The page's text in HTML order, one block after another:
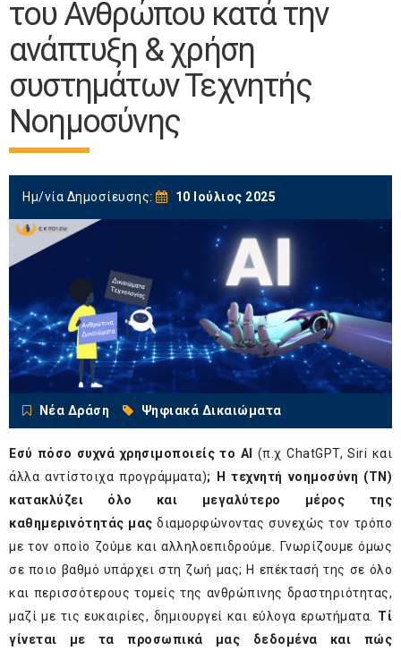
του Ανθρώπου κατά την
ανάπτυξη & χρήση
συστημάτων Τεχνητής
Νοημοσύνης
Ημ/νία Δημοσίευσης: 10 Ιούλιος 2025
Νέα Δράση Ψηφιακά Δικαιώματα
Εσύ πόσο συχνά χρησιμοποιείς το ΑΙ (π.χ ChatGPT, Siri και
άλλα αντίστοιχα προγράμματα);
Η τεχνητή νοημοσύνη (ΤΝ)
κατακλύζει όλο και μεγαλύτερο μέρος της
καθημερινότητάς μαςδιαμορφώνοντας συνεχώς τον τρόπο
με τον οποίο ζούμε και αλληλοεπιδρούμε. Γνωρίζουμε όμως
σε ποιο βαθμό υπάρχει στη ζωή μας; Η επέκτασή της σε όλο
και περισσότερους τομείς της ανθρώπινης δραστηριότητας,
μαζί με τις ευκαιρίες, δημιουργεί και εύλογα ερωτήματα. Τί
γίνεται με τα προσωπικά μας δεδομένα και πώς